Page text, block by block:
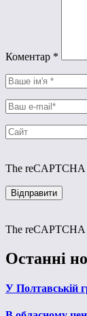
Коментар *
The reCAPTCHA
The reCAPTCHA
Останні
У Полтавській